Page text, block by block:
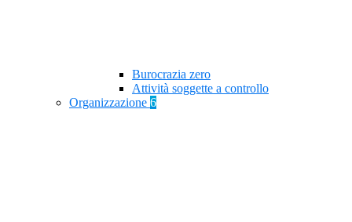
Burocrazia zero
Attività soggette a controllo
Organizzazione 6